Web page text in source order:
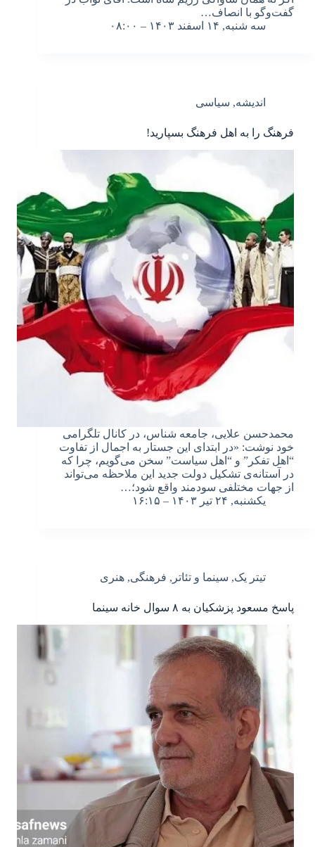
گفت‌وگو با انصاف…
سه شنبه, ۱۴ اسفند ۱۴۰۳ – ۰۸:۰۰
اندیشه, سیاسی
فرهنگ را به اهل فرهنگ بسپارید!
محمدحسن علایی، جامعه شناس، در کانال تلگرامی
خود نوشت: «در ابتدای این جستار به اجمال از تفاوت
“اهل تفکر” و “اهل سیاست” سخن می‌گویم، چرا که
در آستانه‌ی تشکیل دولت جدید این ملاحظه می‌تواند
از جهات مختلفی سودمند واقع شود؛…
یکشنبه, ۲۴ تیر ۱۴۰۳ – ۱۶:۱۵
تیتر یک, سینما و تئاتر , فرهنگی, هنری
پاسخ مسعود پزشکیان به ۸ سوال خانه سینما